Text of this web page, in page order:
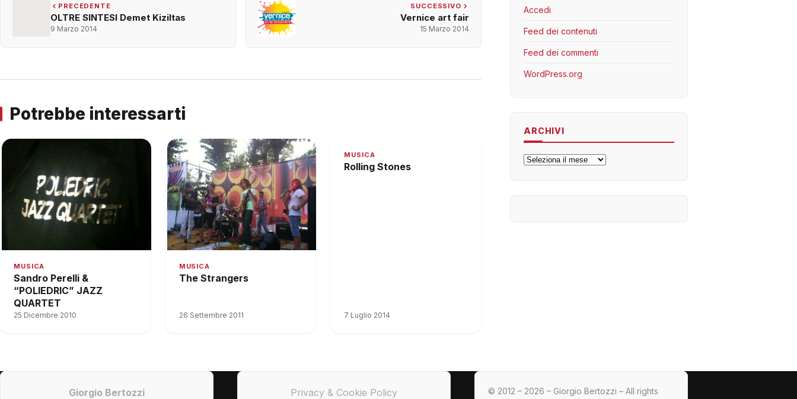
PRECEDENTE
OLTRE SINTESI Demet Kiziltas
9 Marzo 2014
SUCCESSIVO
Vernice art fair
15 Marzo 2014
Potrebbe interessarti
MUSICA
Sandro Perelli &
“POLIEDRIC” JAZZ
QUARTET
25 Dicembre 2010
MUSICA
The Strangers
26 Settembre 2011
MUSICA
Rolling Stones
7 Luglio 2014
Accedi
Feed dei contenuti
Feed dei commenti
WordPress.org
ARCHIVI
Archivi
Giorgio Bertozzi Privacy & Cookie Policy © 2012 – 2026 – Giorgio Bertozzi – All rights